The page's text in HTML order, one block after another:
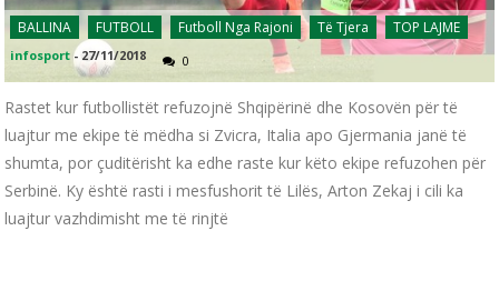
BALLINA FUTBOLL Futboll Nga Rajoni Të Tjera TOP LAJME
infosport -27/11/2018 0
Rastet kur futbollistët refuzojnë Shqipërinë dhe Kosovën për të
luajtur me ekipe të mëdha si Zvicra, Italia apo Gjermania janë të
shumta, por çuditërisht ka edhe raste kur këto ekipe refuzohen për
Serbinë. Ky është rasti i mesfushorit të Lilës, Arton Zekaj i cili ka
luajtur vazhdimisht me të rinjtë